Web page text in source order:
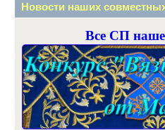
Новости наших
Все СП